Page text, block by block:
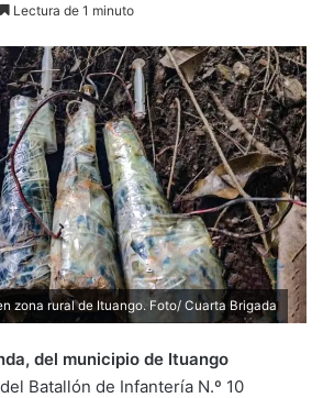
Lectura de 1 minuto
zona rural de Ituango. Foto/ Cuarta Brigada
del municipio de Ituango
Batallón de Infantería N.º 10